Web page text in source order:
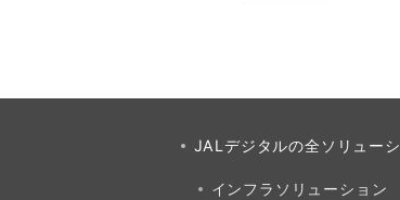
JALデジタルの全ソリュー
インフラソリューション